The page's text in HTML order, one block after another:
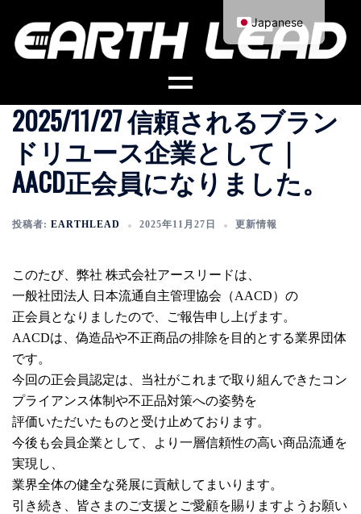
2025/11/27 信頼されるブラン
ドリユース企業として｜
AACD正会員になりました。
投稿者: EARTHLEAD 2025年11月27日 更新情報
このたび、弊社 株式会社アースリードは、
一般社団法人 日本流通自主管理協会（AACD）の
正会員となりましたので、ご報告申し上げます。
AACDは、偽造品や不正商品の排除を目的とする業界団体
です。
今回の正会員認定は、当社がこれまで取り組んできたコン
プライアンス体制や不正品対策への姿勢を
評価いただいたものと受け止めております。
今後も会員企業として、より一層信頼性の高い商品流通を
実現し、
業界全体の健全な発展に貢献してまいります。
引き続き、皆さまのご支援とご愛顧を賜りますようお願い
Japanese
English